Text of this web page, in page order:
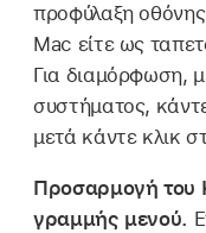
προφύλαξη οθόνης
Mac είτε ως
Για διαμόρφωση,
συστήματος,
μετά κάντε κλικ
Προσαρμογή του
γραμμής μενού.